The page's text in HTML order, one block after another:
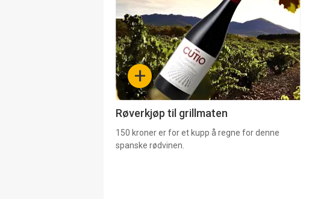
akkurat
nå
-
4 +
Røverkjøp til grillmaten
150 kroner er for et kupp å regne for denne
spanske rødvinen.